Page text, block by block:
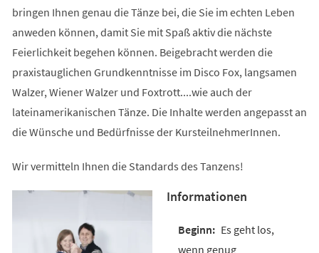
bringen Ihnen genau die Tänze bei, die Sie im echten Leben
anweden können, damit Sie mit Spaß aktiv die nächste
Feierlichkeit begehen können. Beigebracht werden die
praxistauglichen Grundkenntnisse im Disco Fox, langsamen
Walzer, Wiener Walzer und Foxtrott....wie auch der
lateinamerikanischen Tänze. Die Inhalte werden angepasst an
die Wünsche und Bedürfnisse der KursteilnehmerInnen.
Wir vermitteln Ihnen die Standards des Tanzens!
Informationen
Es geht los,
wenn genug